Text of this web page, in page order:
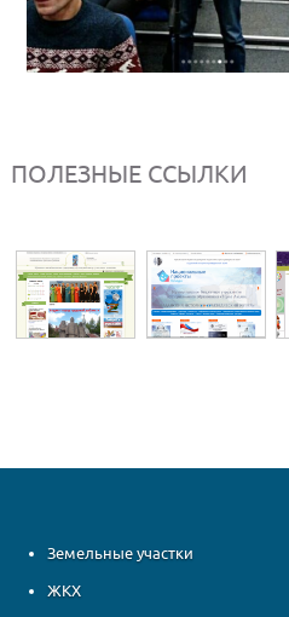
ПОЛЕЗНЫЕ ССЫЛКИ
Земельные участки
ЖКХ